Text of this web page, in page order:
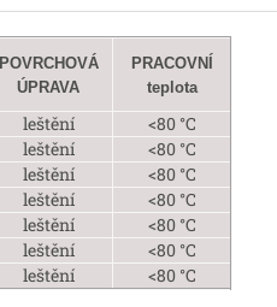
POVRCHOVÁ
ÚPRAVA
PRACOVNÍ
teplota
leštění <80 °C
leštění <80 °C
leštění <80 °C
leštění <80 °C
leštění <80 °C
leštění <80 °C
leštění <80 °C